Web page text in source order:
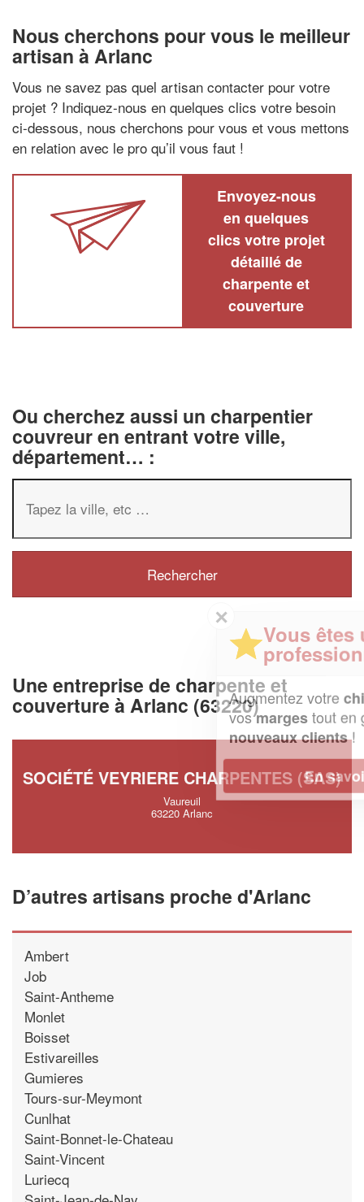
Nous cherchons pour vous le meilleur
artisan à Arlanc
Vous ne savez pas quel artisan contacter pour votre
projet ? Indiquez-nous en quelques clics votre besoin
ci-dessous, nous cherchons pour vous et vous mettons
en relation avec le pro qu’il vous faut !
Envoyez-nous
en quelques
clics votre projet
détaillé de
charpente et
couverture
Ou cherchez aussi un charpentier
couvreur en entrant votre ville,
département… :
Une entreprise de charpente et
couverture à Arlanc (63220)
SOCIÉTÉ VEYRIERE CHARPENTES (SAS)
Vaureuil
63220 Arlanc
D’autres artisans proche d'Arlanc
Ambert
Job
Saint-Antheme
Monlet
Boisset
Estivareilles
Gumieres
Tours-sur-Meymont
Cunlhat
Saint-Bonnet-le-Chateau
Saint-Vincent
Luriecq
Vous êtes un
professionnel ?
Augmentez votrechiffre d'affaireset
vos margestout en gagnant de
nouveaux clients!
En savoir plus